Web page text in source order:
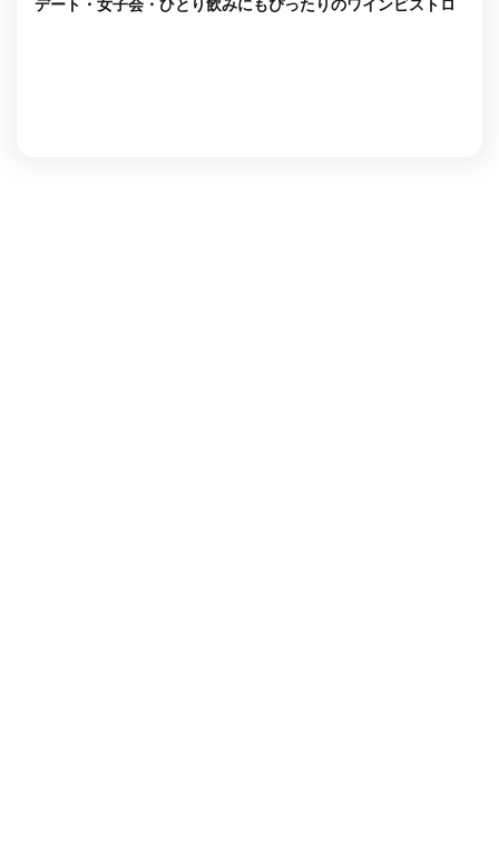
デート・女子会・ひとり飲みにもぴったりのワインビストロ